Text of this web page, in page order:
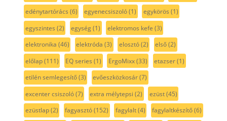
edénytartórács (6) egyenecsiszoló(1) egykörös (1)
egyszintes (2) egység(1) elektromos kefe (3)
elektronika (46) elektróda (3) elosztó(2) első(2)
előlap(111) EQ series (1) ErgoMixx(33) etazser(1)
etilén semlegesítő(3) evőeszközkosár(7)
excenter csiszoló(7) extra mélytepsi (2) ezüst(45)
ezüstlap(2) fagyasztó(152) fagylalt(4) fagylaltkészítő(6)